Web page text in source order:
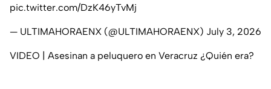
pic.twitter.com/DzK46yTvMj
— ULTIMAHORAENX (@ULTIMAHORAENX) July 3, 2026
VIDEO | Asesinan a peluquero en Veracruz ¿Quién era?